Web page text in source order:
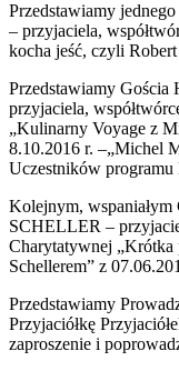
Przedstawiamy
– przyjaciela,
kocha jeść, czyli
Przedstawiamy
przyjaciela,
„Kulinarny Voyage z
8.10.2016 r. –„Michel
Uczestników programu
Kolejnym,
SCHELLER –
Charytatywnej „Krótka
Schellerem” z
Przedstawiamy
Przyjaciółkę
zaproszenie i